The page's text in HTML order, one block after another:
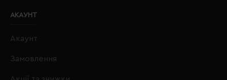
АКАУНТ
Акаунт
Замовлення